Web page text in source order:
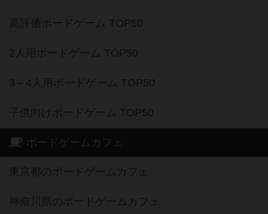
高評価ボードゲーム TOP50
2人用ボードゲーム TOP50
3～4人用ボードゲーム TOP50
子供向けボードゲーム TOP50
ボードゲームカフェ
東京都のボードゲームカフェ
神奈川県のボードゲームカフェ